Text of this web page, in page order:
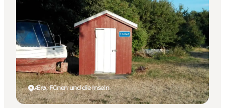
Ærø, Fünen und die Inseln